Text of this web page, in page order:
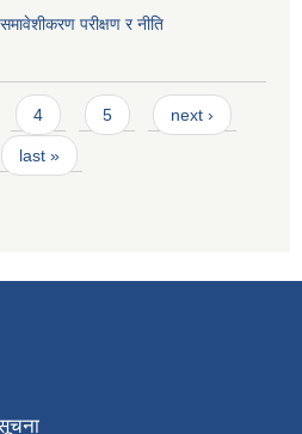
परीक्षण र नीति
4 5 next ›
last »